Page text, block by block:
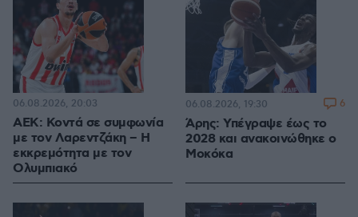
ΑΕΚ: Κοντά σε συμφωνία
με τον Λαρεντζάκη – Η
εκκρεμότητα με τον
Ολυμπιακό
06.08.2026, 20:03
Άρης: Υπέγραψε έως το
2028 και ανακοινώθηκε ο
Μοκόκα
06.08.2026, 19:30 6